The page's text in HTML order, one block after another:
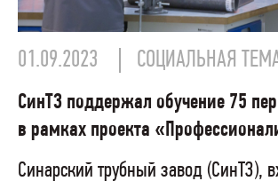
01.09.2023 СОЦИАЛЬНАЯ
СинТЗ поддержал обучение 75
в рамках проекта
Синарский трубный завод (СинТЗ),